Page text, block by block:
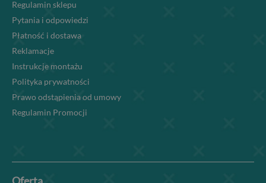
Regulamin sklepu
Pytania i odpowiedzi
Płatność i dostawa
Reklamacje
Instrukcje montażu
Polityka prywatności
Prawo odstąpienia od umowy
Regulamin Promocji